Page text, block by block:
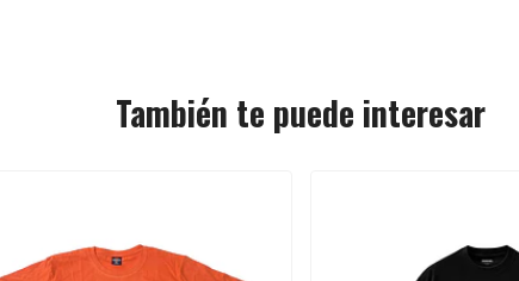
También te puede interesar